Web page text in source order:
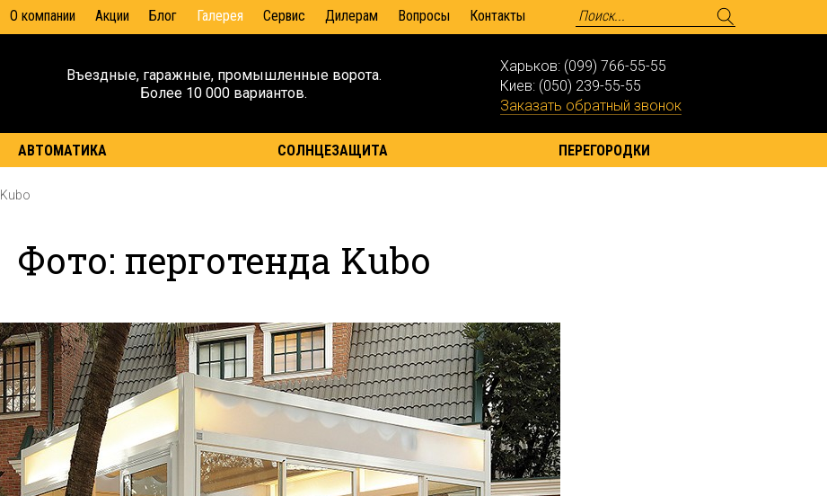
О компании Акции Блог Галерея Сервис Дилерам Вопросы Контакты
Въездные, гаражные, промышленные ворота.
Более 10 000 вариантов.
Харьков: (099) 766-55-55
Киев: (050) 239-55-55
Заказать обратный звонок
АВТОМАТИКА СОЛНЦЕЗАЩИТА ПЕРЕГОРОДКИ
Kubo
Фото: перготенда Kubo